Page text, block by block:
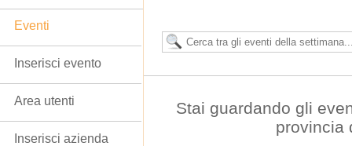
Stai guardando gli
provincia
Eventi
Inserisci evento
Area utenti
Inserisci azienda